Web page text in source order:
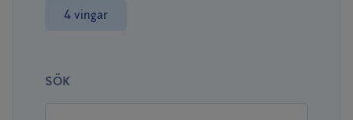
4 vingar
SÖK